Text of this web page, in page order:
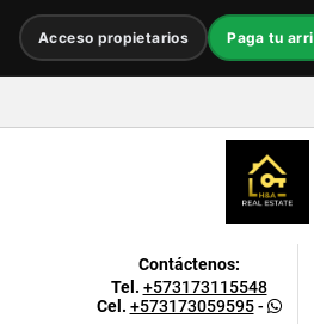
Acceso propietarios Paga tu
Contáctenos:
Tel. +573173115548
Cel. +573173059595-